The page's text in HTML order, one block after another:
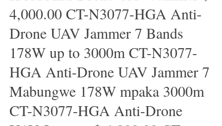
4,000.00 CT-N3077-HGA Anti-
Drone UAV Jammer 7 Bands
178W up to 3000m CT-N3077-
HGA Anti-Drone UAV Jammer 7
Mabungwe 178W mpaka 3000m
CT-N3077-HGA Anti-Drone